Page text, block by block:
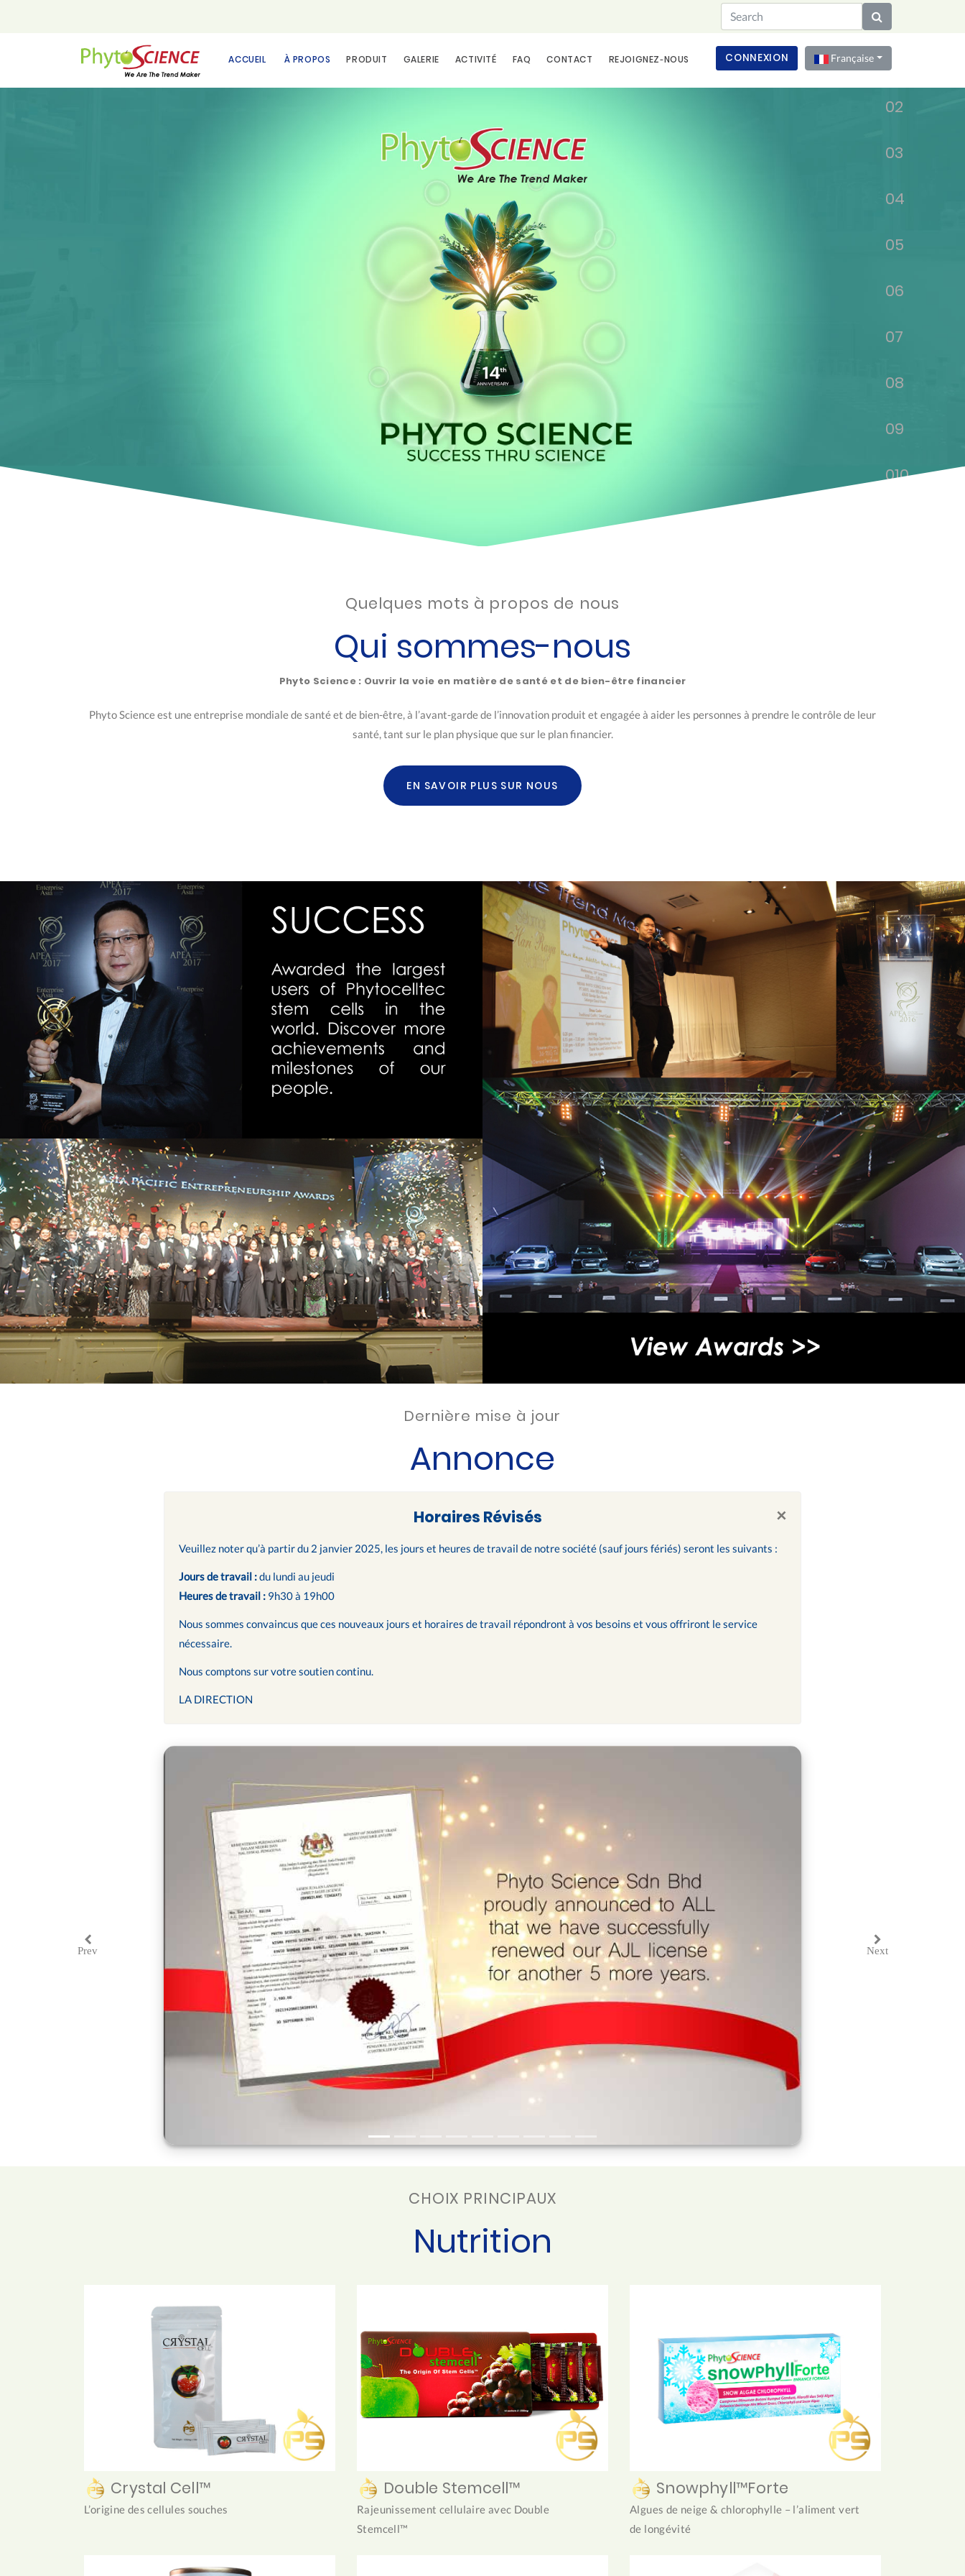
ACCUEIL À PROPOS PRODUIT GALERIE ACTIVITÉ FAQ CONTACT REJOIGNEZ‑NOUS CONNEXION Française
03
04
05
06
07
08
09
010
Quelques mots à propos de nous
Qui sommes-nous
Phyto Science : Ouvrir la voie en matière de santé et de bien-être financier
Phyto Science est une entreprise mondiale de santé et de bien-être, à l’avant-garde de l’innovation produit et engagée à aider les personnes à prendre le contrôle de leur
santé, tant sur le plan physique que sur le plan financier.
EN SAVOIR PLUS SUR NOUS
Dernière mise à jour
Annonce
×
Horaires Révisés
Veuillez noter qu’à partir du 2 janvier 2025, les jours et heures de travail de notre société (sauf jours fériés) seront les suivants :
Jours de travail :du lundi au jeudi
Heures de travail : 9h30 à 19h00
Nous sommes convaincus que ces nouveaux jours et horaires de travail répondront à vos besoins et vous offriront le service
nécessaire.
Nous comptons sur votre soutien continu.
LA DIRECTION
PrevPrevious Next
Next
CHOIX PRINCIPAUX
Nutrition
Crystal Cell™
L’origine des cellules souches
Double Stemcell™
Rajeunissement cellulaire avec Double
Stemcell™
Snowphyll™Forte
Algues de neige & chlorophylle – l’aliment vert
de longévité